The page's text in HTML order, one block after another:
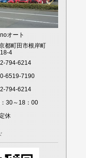
オート
都町田市根岸町
4
794-6214
6519-7190
794-6214
30～18：00
休